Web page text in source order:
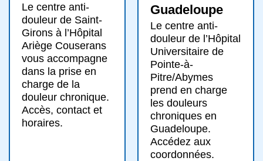
Le centre anti-
douleur de Saint-
Girons à l’Hôpital
Ariège Couserans
vous accompagne
dans la prise en
charge de la
douleur chronique.
Accès, contact et
horaires.
Guadeloupe
Le centre anti-
douleur de l’Hôpital
Universitaire de
Pointe-à-
Pitre/Abymes
prend en charge
les douleurs
chroniques en
Guadeloupe.
Accédez aux
coordonnées.